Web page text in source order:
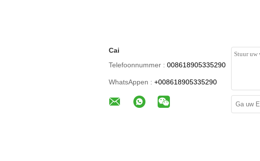
Cai
Telefoonnummer : 008618905335290
WhatsAppen : +008618905335290